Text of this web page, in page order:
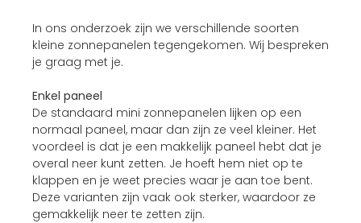
In ons onderzoek zijn we verschillende soorten
kleine zonnepanelen tegengekomen. Wij bespreken
je graag met je.
Enkel paneel
De standaard mini zonnepanelen lijken op een
normaal paneel, maar dan zijn ze veel kleiner. Het
voordeel is dat je een makkelijk paneel hebt dat je
overal neer kunt zetten. Je hoeft hem niet op te
klappen en je weet precies waar je aan toe bent.
Deze varianten zijn vaak ook sterker, waardoor ze
gemakkelijk neer te zetten zijn.